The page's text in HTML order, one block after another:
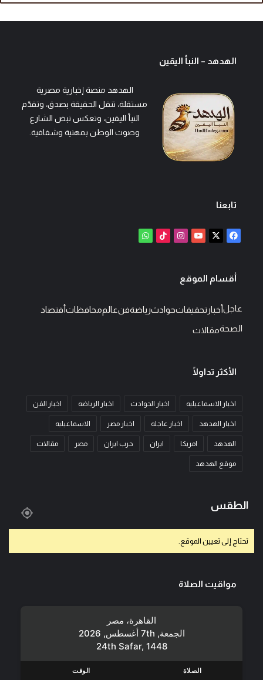
الهدهد – النبأ اليقين
الهدهد منصة إخبارية مصرية
مستقلة، تنقل الحقيقة بصدق، وتقدّم
النبأ اليقين، وتعكس نبض الشارع
وصوت الوطن بمهنية وشفافية.
تابعنا
فيسبوك ‫YouTubeانستقرام‫TikTok
أقسام الموقع
عاجلأخبار تحقيقاتحوادثرياضةفنعالممحافظاتأقتصاد
الصحةمقالات
الأكثر تداولًا
اخبار الاسماعيليه اخبار الحوادث اخبار الرياضه اخبار الفن
اخبار الهدهد اخبار عاجله اخبار مصر الاسماعيليه
الهدهد امريكا ايران حرب ايران مصر مقالات
موقع الهدهد
الطقس
تحتاج إلى تعيين الموقع.
مواقيت الصلاة
القاهرة، مصر
الجمعة, 7th أغسطس, 2026
24th Safar, 1448
الصلاة الوقت